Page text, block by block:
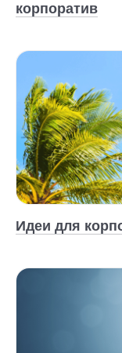
корпоратив
Идеи для